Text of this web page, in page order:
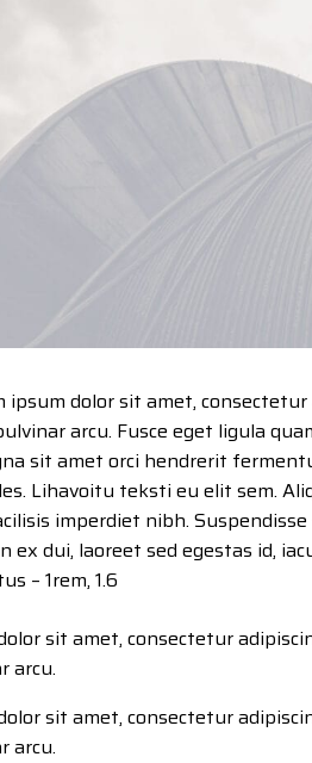
dolor sit amet,
arcu. Fusce eget ligula
sit amet orci hendrerit
Lihavoitu teksti eu elit sem.
imperdiet nibh.
ex dui, laoreet sed egestas id,
– 1rem, 1.6
sit amet, consectetur
arcu.
sit amet, consectetur
arcu.